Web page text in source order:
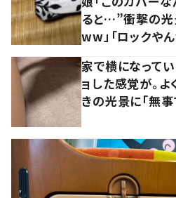
ると…”衝撃の光
ww」「ロックや
家で横になって
ョした感覚が。よ
きの光景に「無事